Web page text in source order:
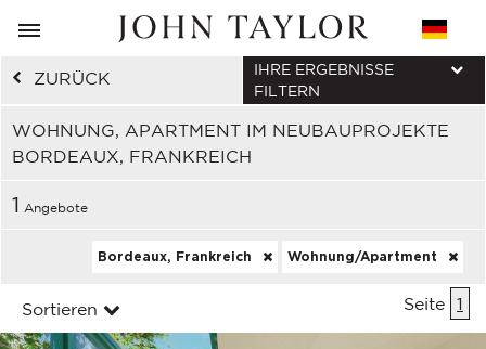
ZURÜCK
WOHNUNG, APARTMENT IM NEUBAUPROJEKTE
BORDEAUX, FRANKREICH
IHRE ERGEBNISSE
FILTERN
1 Angebote
Bordeaux, Frankreich Wohnung/Apartment
Sortieren Seite 1